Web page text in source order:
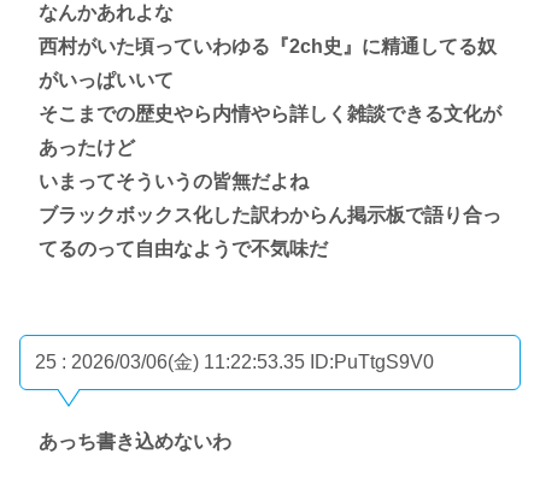
なんかあれよな
西村がいた頃っていわゆる『2ch史』に精通してる奴
がいっぱいいて
そこまでの歴史やら内情やら詳しく雑談できる文化が
あったけど
いまってそういうの皆無だよね
ブラックボックス化した訳わからん掲示板で語り合っ
てるのって自由なようで不気味だ
25 : 2026/03/06(金) 11:22:53.35 ID:PuTtgS9V0
あっち書き込めないわ